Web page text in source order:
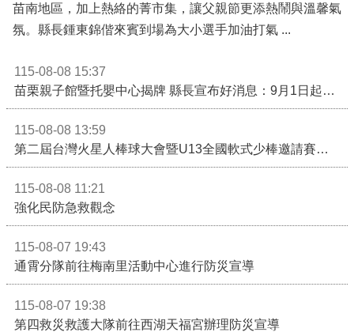
苗南地區，加上熱絡的菁市集，讓父親節更添熱鬧與溫馨氣
氛。縣長鍾東錦偕來賓到場為大小選手加油打氣 ...
115-08-08 15:37
苗栗親子館暨托嬰中心揭牌 縣長宣布好消息：9月1日起調降臨時托嬰費用
115-08-08 13:59
第二屆台灣火星人棒球大會暨U13全國軟式少棒邀請賽在苗栗舉辦
115-08-08 11:21
強化民防急救觀念
115-08-07 19:43
通霄分隊前往梅南里活動中心進行防災宣導
115-08-07 19:38
第四救災救護大隊前往西湖天福宮辦理防災宣導